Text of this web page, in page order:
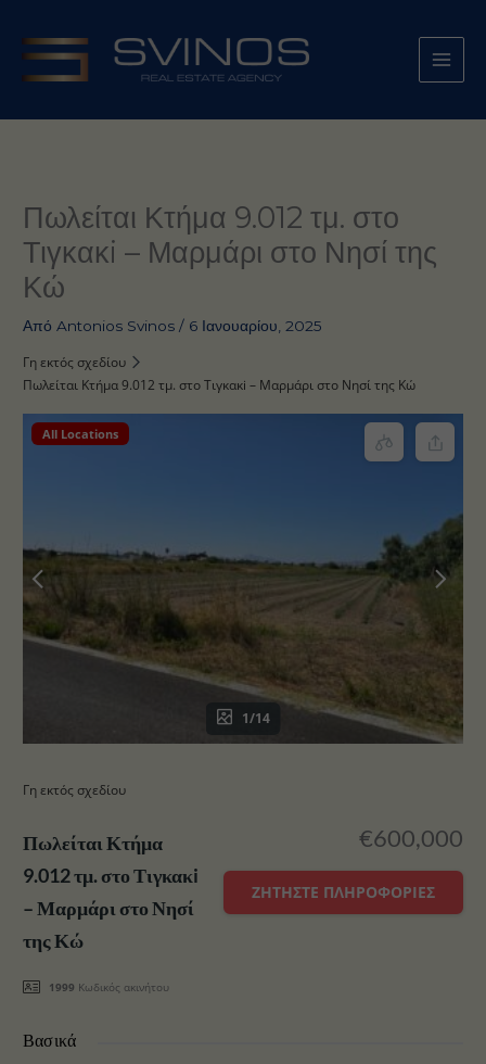
περιεχόμενο
Πωλείται Κτήμα 9.012 τμ. στο
Τιγκακi – Μαρμάρι στο Νησί της
Κώ
ΑπόAntonios Svinos/ 6 Ιανουαρίου, 2025
Γη εκτός σχεδίου
Πωλείται Κτήμα 9.012 τμ. στο Τιγκακi – Μαρμάρι στο Νησί της Κώ
All Locations
1/14
Γη εκτός σχεδίου
Πωλείται Κτήμα
9.012 τμ. στο Τιγκακi
– Μαρμάρι στο Νησί
της Κώ
1999 Κωδικός ακινήτου
€600,000
ΖΗΤΉΣΤΕ ΠΛΗΡΟΦΟΡΊΕΣ
Βασικά